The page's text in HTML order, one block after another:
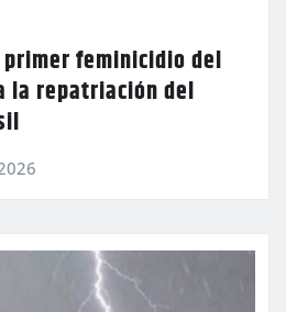
feminicidio del
la repatriación del